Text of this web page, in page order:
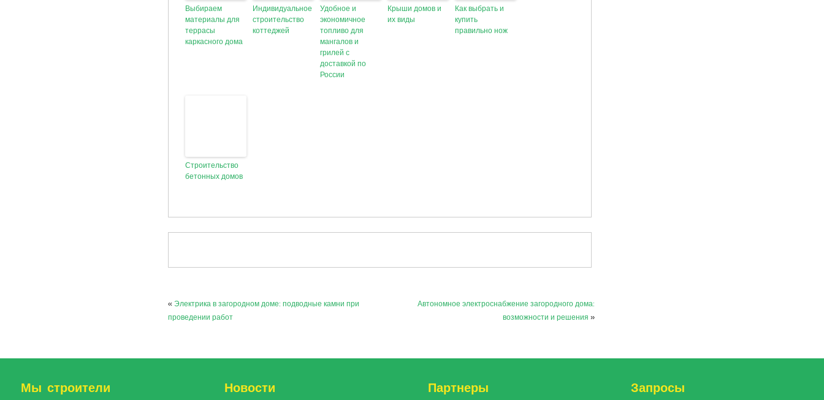
Выбираем
материалы для
террасы
каркасного дома
Индивидуальное
строительство
коттеджей
Удобное и
экономичное
топливо для
мангалов и
грилей с
доставкой по
России
Крыши домов и
их виды
Как выбрать и
купить
правильно нож
Строительство
бетонных домов
« Электрика в загородном доме: подводные камни при
проведении работ
Автономное электроснабжение загородного дома:
возможности и решения »
Мы строители Новости Партнеры Запросы